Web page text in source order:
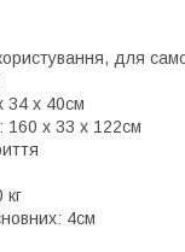
для
34 x 40см
160 x 33 x 122см
4см